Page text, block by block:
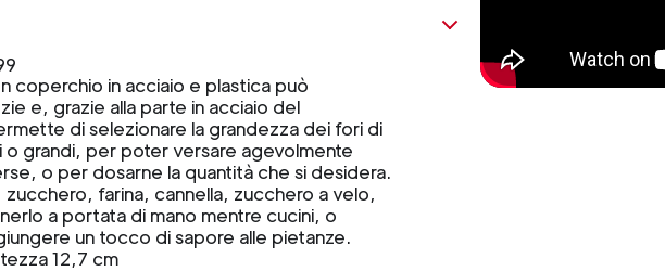
coperchio in acciaio e plastica può
e, grazie alla parte in acciaio del
di selezionare la grandezza dei fori di
grandi, per poter versare agevolmente
o per dosarne la quantità che si desidera.
farina, cannella, zucchero a velo,
a portata di mano mentre cucini, o
un tocco di sapore alle pietanze.
12,7 cm